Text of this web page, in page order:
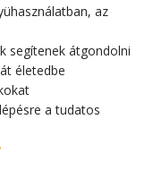
az
segítenek átgondolni
életedbe
a tudatos